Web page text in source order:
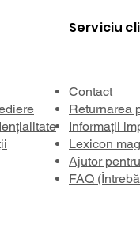
Serviciu
Contact
Returnarea
Informații
Lexicon
Ajutor
FAQ